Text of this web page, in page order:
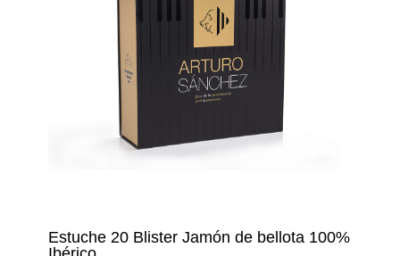
Estuche 20 Blister Jamón de bellota 100%